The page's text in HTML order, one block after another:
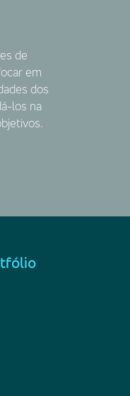
de
em
dos
los na